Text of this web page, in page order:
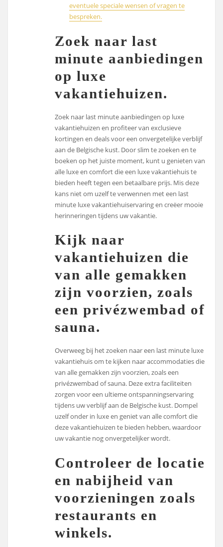
eventuele speciale wensen of vragen te
bespreken.
Zoek naar last
minute aanbiedingen
op luxe
vakantiehuizen.
Zoek naar last minute aanbiedingen op luxe
vakantiehuizen en profiteer van exclusieve
kortingen en deals voor een onvergetelijke verblijf
aan de Belgische kust. Door slim te zoeken en te
boeken op het juiste moment, kunt u genieten van
alle luxe en comfort die een luxe vakantiehuis te
bieden heeft tegen een betaalbare prijs. Mis deze
kans niet om uzelf te verwennen met een last
minute luxe vakantiehuiservaring en creëer mooie
herinneringen tijdens uw vakantie.
Kijk naar
vakantiehuizen die
van alle gemakken
zijn voorzien, zoals
een privézwembad of
sauna.
Overweeg bij het zoeken naar een last minute luxe
vakantiehuis om te kijken naar accommodaties die
van alle gemakken zijn voorzien, zoals een
privézwembad of sauna. Deze extra faciliteiten
zorgen voor een ultieme ontspanningservaring
tijdens uw verblijf aan de Belgische kust. Dompel
uzelf onder in luxe en geniet van alle comfort die
deze vakantiehuizen te bieden hebben, waardoor
uw vakantie nog onvergetelijker wordt.
Controleer de locatie
en nabijheid van
voorzieningen zoals
restaurants en
winkels.